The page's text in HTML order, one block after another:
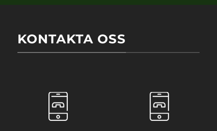
KONTAKTA OSS